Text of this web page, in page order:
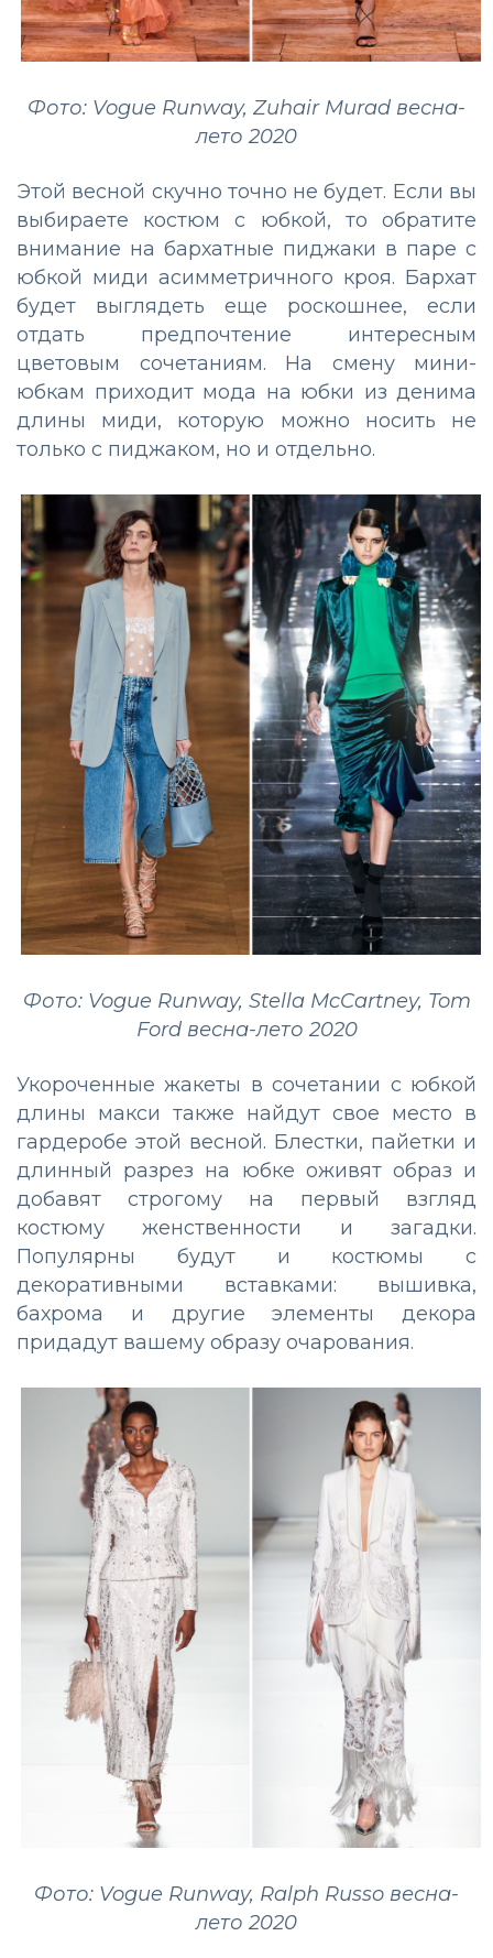
Фото: Vogue Runway, Zuhair Murad весна-
лето 2020
Этой весной скучно точно не будет. Если вы
выбираете костюм с юбкой, то обратите
внимание на бархатные пиджаки в паре с
юбкой миди асимметричного кроя. Бархат
будет выглядеть еще роскошнее, если
отдать предпочтение интересным
цветовым сочетаниям. На смену мини-
юбкам приходит мода на юбки из денима
длины миди, которую можно носить не
только с пиджаком, но и отдельно.
Фото: Vogue Runway, Stella McCartney, Tom
Ford весна-лето 2020
Укороченные жакеты в сочетании с юбкой
длины макси также найдут свое место в
гардеробе этой весной. Блестки, пайетки и
длинный разрез на юбке оживят образ и
добавят строгому на первый взгляд
костюму женственности и загадки.
Популярны будут и костюмы с
декоративными вставками: вышивка,
бахрома и другие элементы декора
придадут вашему образу очарования.
Фото: Vogue Runway, Ralph Russo весна-
лето 2020